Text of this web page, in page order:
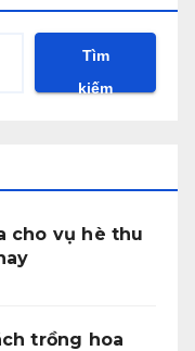
Tìm
kiếm
cho vụ hè thu
trồng hoa